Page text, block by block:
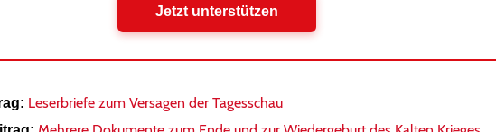
Jetzt unterstützen
Leserbriefe zum Versagen der Tagesschau